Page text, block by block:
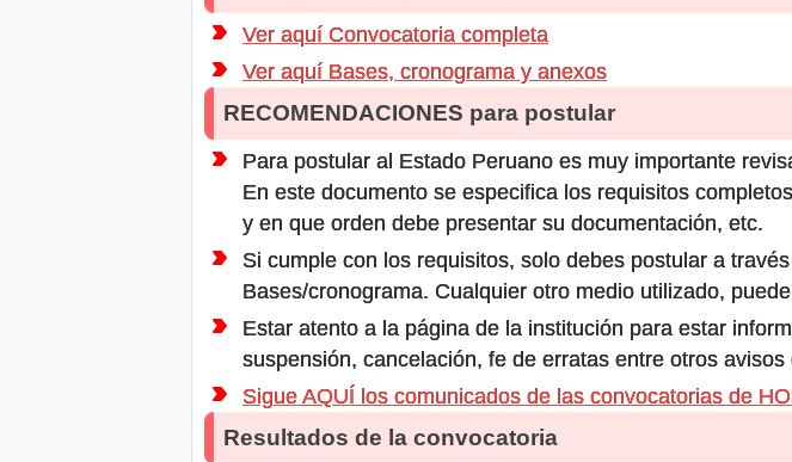
Ver aquí Convocatoria completa
Ver aquí Bases, cronograma y anexos
RECOMENDACIONES para postular
Para postular al Estado Peruano es muy importante
En este documento se especifica los requisitos
y en que orden debe presentar su documentación, etc.
Si cumple con los requisitos, solo debes postular a
Bases/cronograma. Cualquier otro medio utilizado,
Estar atento a la página de la institución para estar
suspensión, cancelación, fe de erratas entre otros
Sigue AQUÍ los comunicados de las convocatorias de
Resultados de la convocatoria